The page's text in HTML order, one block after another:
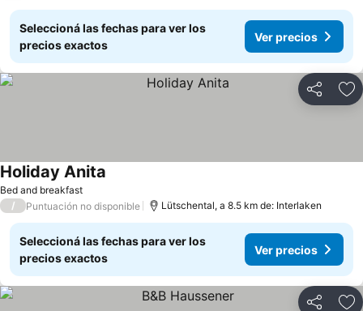
Seleccioná las fechas para ver los
precios exactos
Ver precios
Compartir
Bed and breakfast
Holiday Anita
/ Puntuación no disponible Lütschental, a 8.5 km de: Interlaken
Seleccioná las fechas para ver los
precios exactos
Ver precios